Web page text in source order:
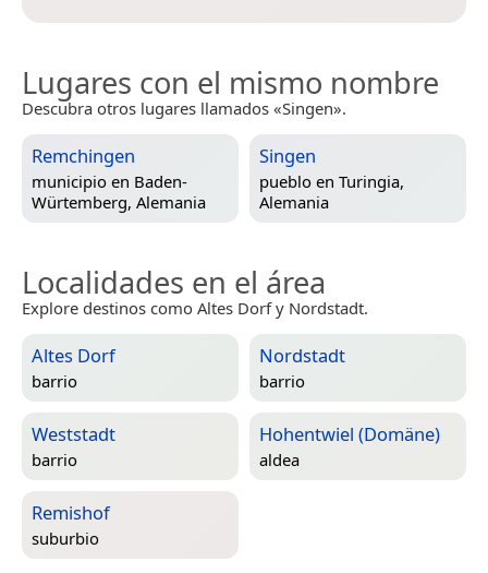
Lugares con el mismo nombre
Descubra otros lugares llamados «Singen».
Remchingen
municipio en Baden-
Würtemberg, Alemania
Singen
pueblo en Turingia,
Alemania
Localidades en el área
Explore destinos como Altes Dorf y Nordstadt.
Altes Dorf
barrio
Nordstadt
barrio
Weststadt
barrio
Hohentwiel (Domäne)
aldea
Remishof
suburbio